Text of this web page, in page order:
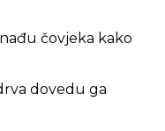
čovjeka kako
dovedu ga